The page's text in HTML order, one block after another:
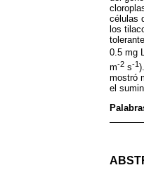
células
los
0.5 mg
m-2 s-1
mostró
el